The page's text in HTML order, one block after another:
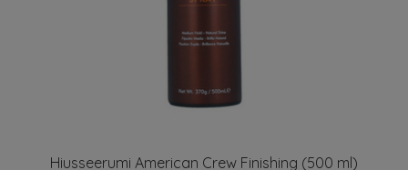
Hiusseerumi American Crew Finishing (500 ml)